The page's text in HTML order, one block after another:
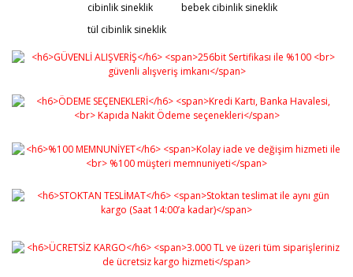
cibinlik sineklik
bebek cibinlik sineklik
tül cibinlik sineklik